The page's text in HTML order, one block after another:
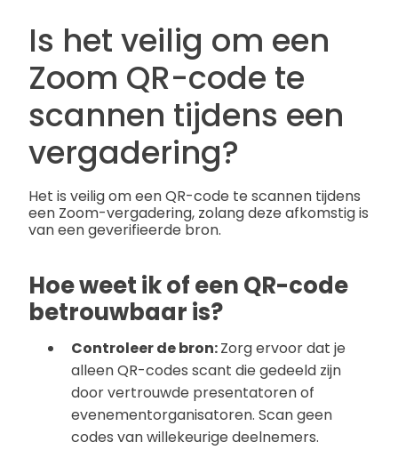
Is het veilig om een
Zoom QR-code te
scannen tijdens een
vergadering?
Het is veilig om een QR-code te scannen tijdens
een Zoom-vergadering, zolang deze afkomstig is
van een geverifieerde bron.
Hoe weet ik of een QR-code
betrouwbaar is?
Controleer de bron:Zorg ervoor dat je
alleen QR-codes scant die gedeeld zijn
door vertrouwde presentatoren of
evenementorganisatoren. Scan geen
codes van willekeurige deelnemers.